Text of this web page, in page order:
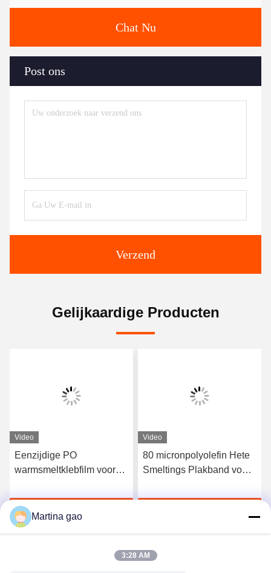
Chat Nu
Post ons
Verzend
Gelijkaardige Producten
Video
Eenzijdige PO
warmsmeltklebfilm voor
Krijg Beste Prijs
Video
80 micronpolyolefin Hete
Smeltings Plakband voor
Martina gao
3:28 AM